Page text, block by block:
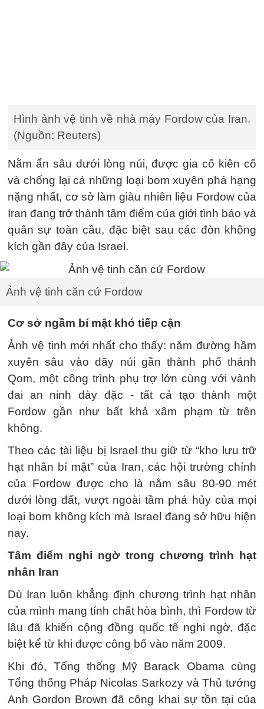
Hình ảnh vệ tinh về nhà máy Fordow của Iran.
(Nguồn: Reuters)
Nằm ẩn sâu dưới lòng núi, được gia cố kiên cố
và chống lại cả những loại bom xuyên phá hạng
nặng nhất, cơ sở làm giàu nhiên liệu Fordow của
Iran đang trở thành tâm điểm của giới tình báo và
quân sự toàn cầu, đặc biệt sau các đòn không
kích gần đây của Israel.
Ảnh vệ tinh căn cứ Fordow
Cơ sở ngầm bí mật khó tiếp cận
Ảnh vệ tinh mới nhất cho thấy: năm đường hầm
xuyên sâu vào dãy núi gần thành phố thánh
Qom, một công trình phụ trợ lớn cùng với vành
đai an ninh dày đặc - tất cả tạo thành một
Fordow gần như bất khả xâm phạm từ trên
không.
Theo các tài liệu bị Israel thu giữ từ “kho lưu trữ
hạt nhân bí mật” của Iran, các hội trường chính
của Fordow được cho là nằm sâu 80-90 mét
dưới lòng đất, vượt ngoài tầm phá hủy của mọi
loại bom không kích mà Israel đang sở hữu hiện
nay.
Tâm điểm nghi ngờ trong chương trình hạt
nhân Iran
Dù Iran luôn khẳng định chương trình hạt nhân
của mình mang tính chất hòa bình, thì Fordow từ
lâu đã khiến cộng đồng quốc tế nghi ngờ, đặc
biệt kể từ khi được công bố vào năm 2009.
Khi đó, Tổng thống Mỹ Barack Obama cùng
Tổng thống Pháp Nicolas Sarkozy và Thủ tướng
Anh Gordon Brown đã công khai sự tồn tại của